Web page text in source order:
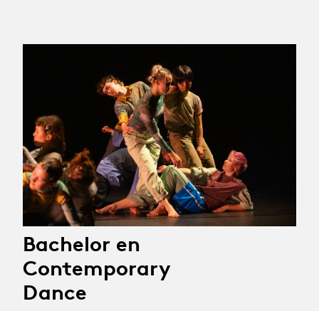
Bachelor en
Contemporary
Dance